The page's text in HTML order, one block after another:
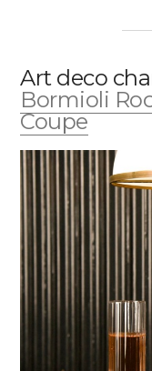
Art deco
Bormioli
Coupe